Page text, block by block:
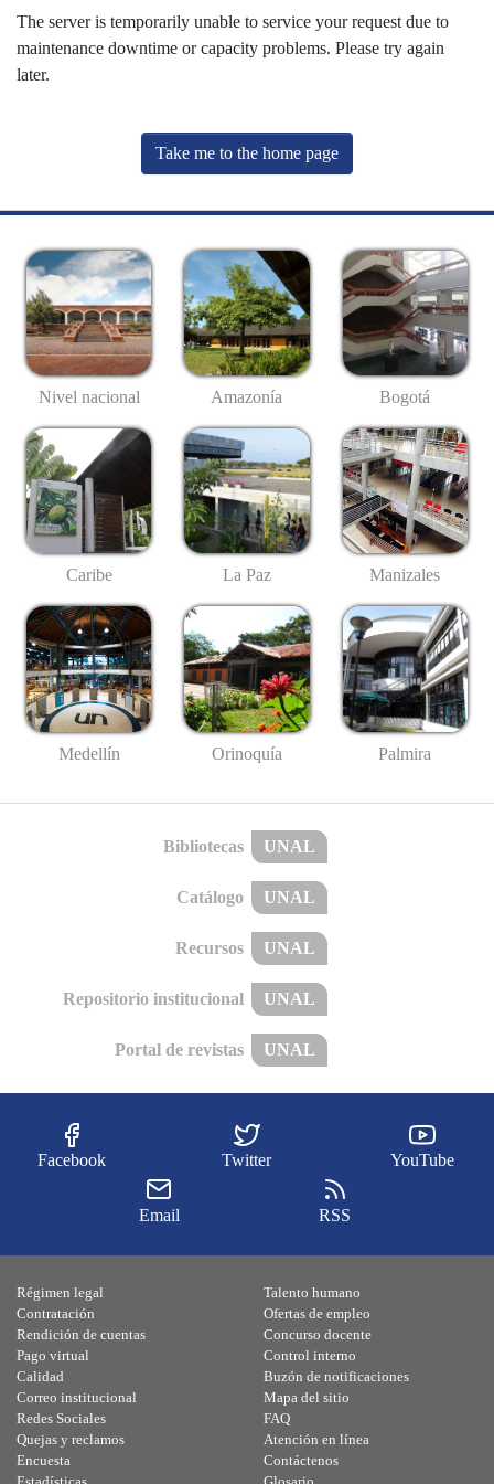
The server is temporarily unable to service your request due to
maintenance downtime or capacity problems. Please try again
later.
Take me to the home page
Nivel nacional Amazonía Bogotá
Caribe La Paz Manizales
Medellín Orinoquía Palmira
Bibliotecas UNAL
Catálogo UNAL
Recursos UNAL
Repositorio institucional UNAL
Portal de revistas UNAL
Facebook Twitter YouTube
Email RSS
Régimen legal
Contratación
Rendición de cuentas
Pago virtual
Calidad
Talento humano
Ofertas de empleo
Concurso docente
Control interno
Buzón de notificaciones
Correo institucional
Redes Sociales
Quejas y reclamos
Encuesta
Mapa del sitio
FAQ
Atención en línea
Contáctenos